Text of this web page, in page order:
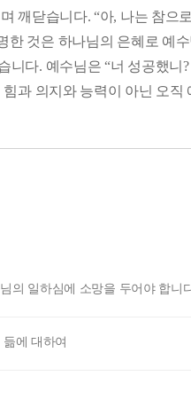
깨닫습니다. “아, 나는 참
한 것은 하나님의 은혜로 예
니다. 예수님은 “너 성공했
과 의지와 능력이 아닌 오
의 일하심에 소망을 두어야 합니
듦에 대하여